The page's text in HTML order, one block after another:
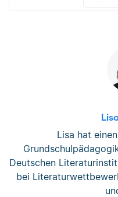
Lisa hat
Deutschen
bei